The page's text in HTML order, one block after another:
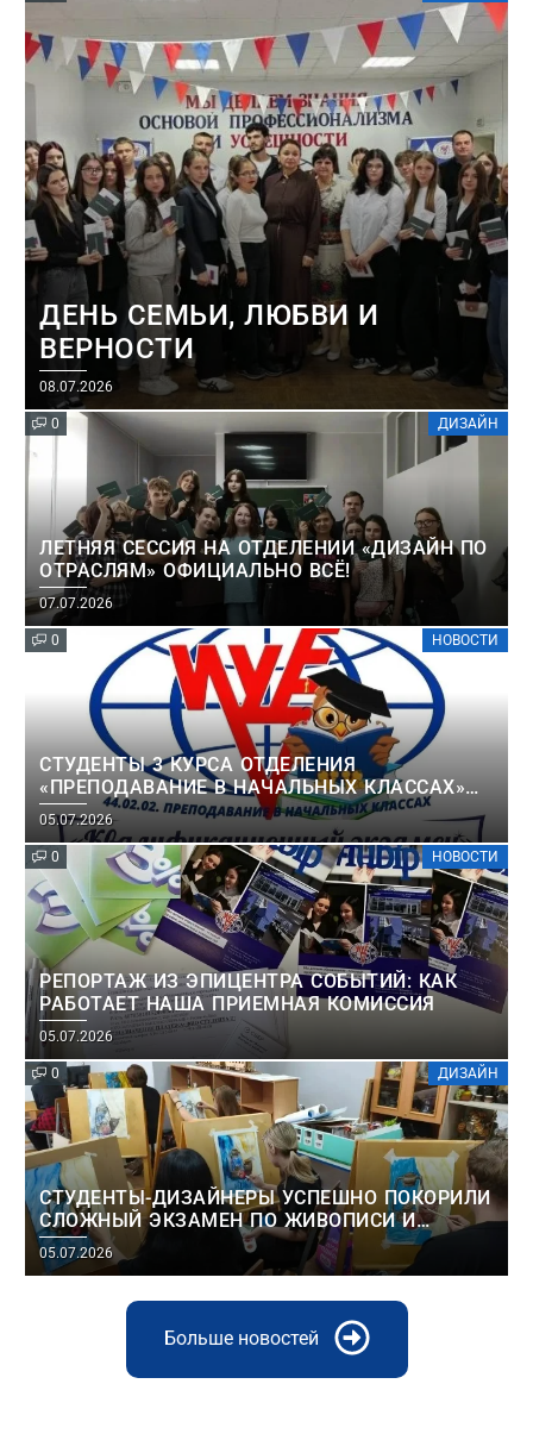
ДЕНЬ СЕМЬИ, ЛЮБВИ И
ВЕРНОСТИ
08.07.2026
0 ДИЗАЙН
ЛЕТНЯЯ СЕССИЯ НА ОТДЕЛЕНИИ «ДИЗАЙН ПО
ОТРАСЛЯМ» ОФИЦИАЛЬНО ВСЁ!
07.07.2026
0 НОВОСТИ
СТУДЕНТЫ 3 КУРСА ОТДЕЛЕНИЯ
«ПРЕПОДАВАНИЕ В НАЧАЛЬНЫХ КЛАССАХ»
УСПЕШНО СДАЛИ КВАЛИФИКАЦИОННЫЙ
ЭКЗАМЕН
05.07.2026
0 НОВОСТИ
РЕПОРТАЖ ИЗ ЭПИЦЕНТРА СОБЫТИЙ: КАК
РАБОТАЕТ НАША ПРИЕМНАЯ КОМИССИЯ
05.07.2026
0 ДИЗАЙН
СТУДЕНТЫ-ДИЗАЙНЕРЫ УСПЕШНО ПОКОРИЛИ
СЛОЖНЫЙ ЭКЗАМЕН ПО ЖИВОПИСИ И
РИСУНКУ!
05.07.2026
Больше новостей